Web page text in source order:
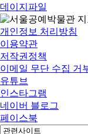
데이지파일
개인정보 처리방침
이용약관
저작권정책
이메일 무단 수집 거
유튜브
인스타그램
네이버 블로그
페이스북